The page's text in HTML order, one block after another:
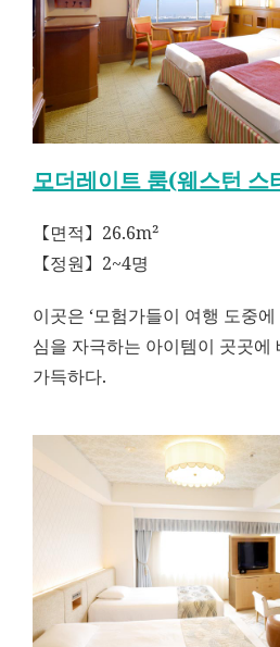
모더레이트 룸(웨스턴 스
【면적】26.6m²
【정원】2~4명
이곳은 ‘모험가들이 여행 도중
심을 자극하는 아이템이 곳곳에
가득하다.